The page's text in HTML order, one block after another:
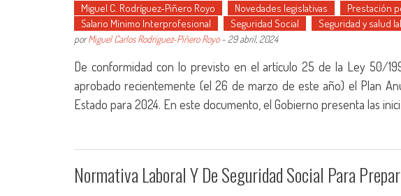
Miguel C. Rodríguez-Piñero Royo
Novedades legislativas Prestación
Salario Mínimo Interprofesional
Seguridad Social Seguridad y salud
porMiguel Carlos Rodríguez-Piñero Royo- 29 abril, 2024
De conformidad con lo previsto en el artículo 25 de la Ley 50/
aprobado recientemente (el 26 de marzo de este año) el Plan
Estado para 2024. En este documento, el Gobierno presenta las
Normativa Laboral Y De Seguridad Social Para